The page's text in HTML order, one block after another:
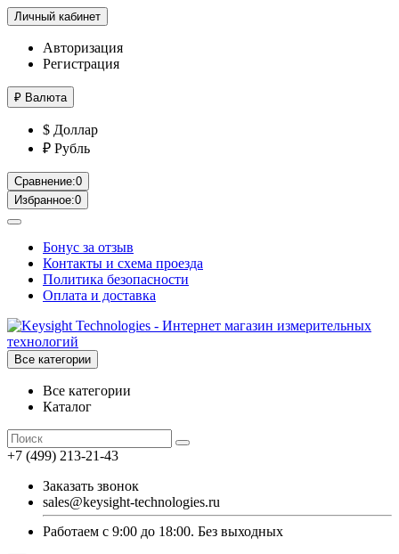
Личный кабинет
Авторизация
Регистрация
₽ Валюта
$ Доллар
₽ Рубль
Сравнение:0
Избранное:0
Бонус за отзыв
Контакты и схема проезда
Политика безопасности
Оплата и доставка
Все категории
Все категории
Каталог
+7 (499) 213-21-43
Заказать звонок
sales@keysight-technologies.ru
Работаем с 9:00 до 18:00. Без выходных